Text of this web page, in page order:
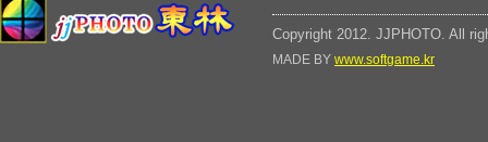
Copyright 2012. JJPHOTO. All
MADE BY www.softgame.kr